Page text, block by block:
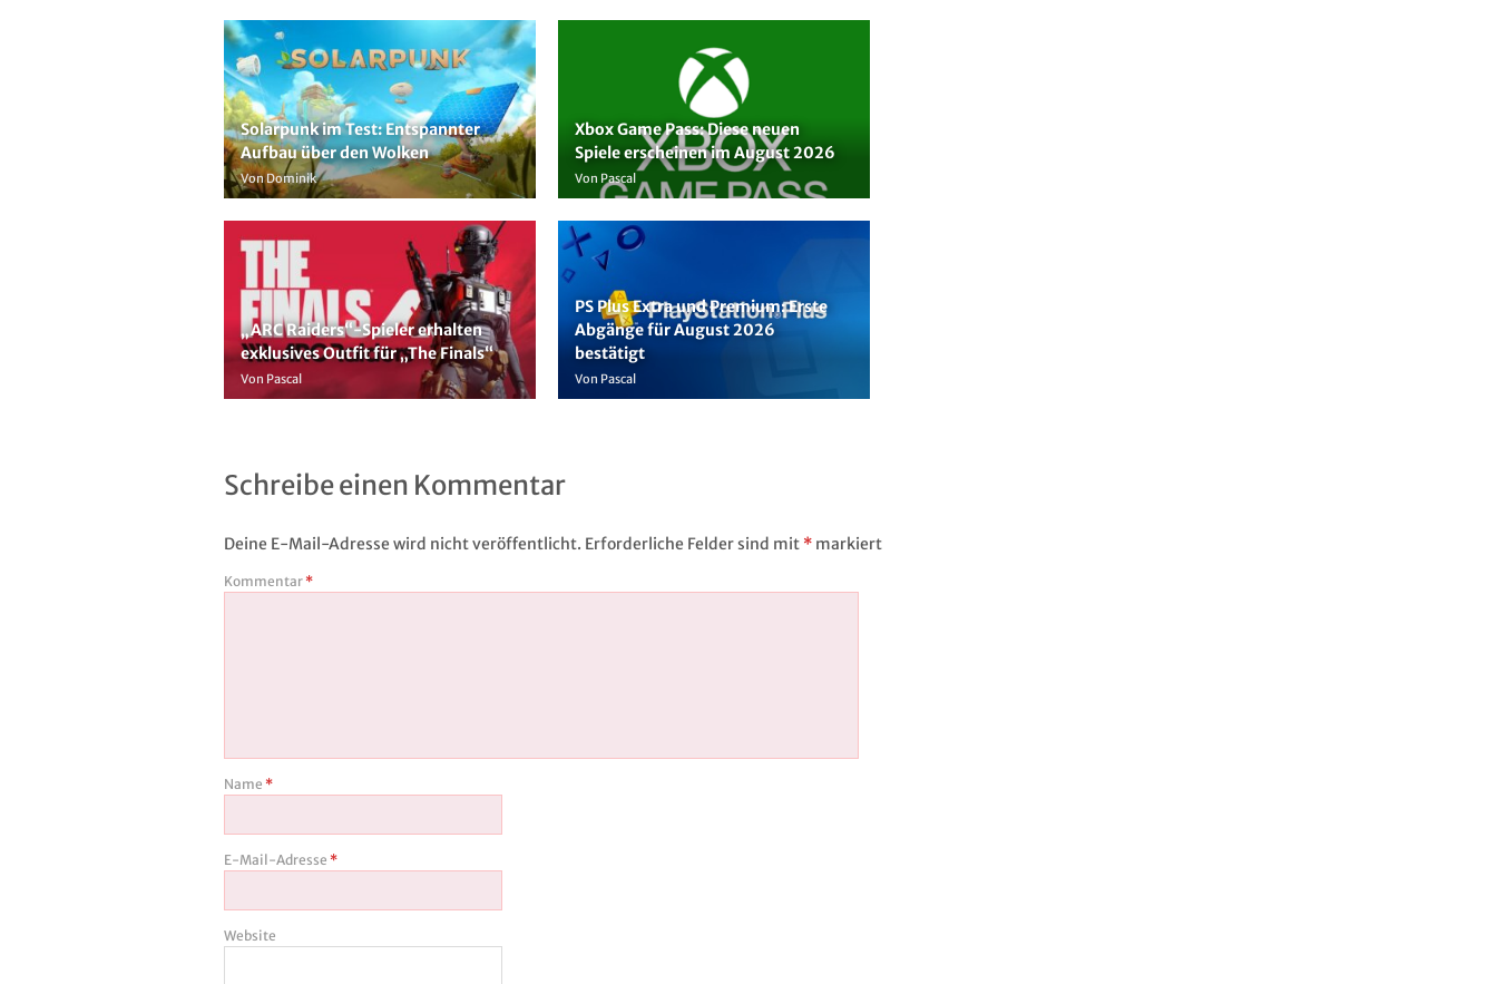
Solarpunk im Test: Entspannter
Aufbau über den Wolken
Von Dominik
Xbox Game Pass: Diese neuen
Spiele erscheinen im August 2026
Von Pascal
„ARC Raiders“-Spieler erhalten
exklusives Outfit für „The Finals“
Von Pascal
PS Plus Extra und Premium: Erste
Abgänge für August 2026
bestätigt
Von Pascal
Schreibe einen Kommentar
Deine E-Mail-Adresse wird nicht veröffentlicht. Erforderliche Felder sind mit * markiert
Kommentar *
Name *
E-Mail-Adresse *
Website